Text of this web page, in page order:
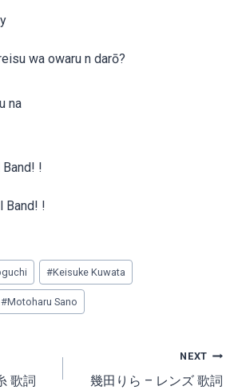
wa owaru n darō?
na
Band! !
Band! !
#Keisuke Kuwata
#Motoharu Sano
歌詞
NEXT
幾田りら – レンズ 歌詞